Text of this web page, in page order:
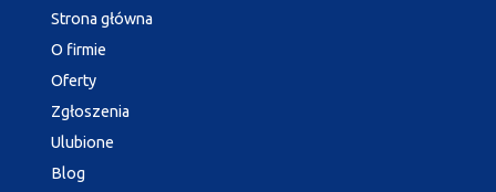
Strona główna
O firmie
Oferty
Zgłoszenia
Ulubione
Blog